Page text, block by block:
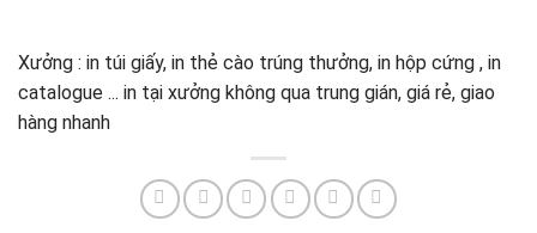
Xưởng : in túi giấy, in thẻ cào trúng thưởng, in hộp cứng , in
catalogue ... in tại xưởng không qua trung gián, giá rẻ, giao
hàng nhanh